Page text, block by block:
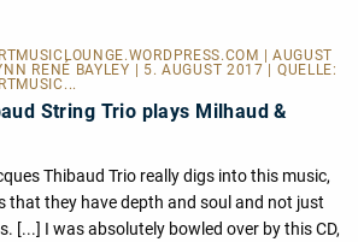
| AUGUST
RENÉ BAYLEY | 5. AUGUST 2017 | QUELLE:
String Trio plays Milhaud &
Thibaud Trio really digs into this music,
that they have depth and soul and not just
[...] I was absolutely bowled over by this CD,